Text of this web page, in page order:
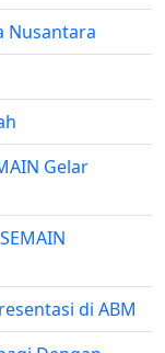
Nusantara
Gelar
di ABM